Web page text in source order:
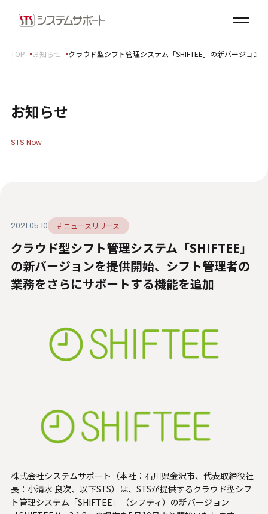
ソリューション・プロダクト
企業情報
拠点案内
SDGsへの取り組み
健康経営宣言
ダイバーシティ・エクイティ＆インクルージョン
人材関連データ・社外からの評価
お知らせ
システムサポート胡蝶蘭オンラインショップ
SNS公式アカウント一覧
TOP お知らせ クラウド型シフト管理システム「SHIFTEE」の新バージョ
お知らせ
STS Now
2021.05.10 # ニュースリリース
クラウド型シフト管理システム「SHIFTEE」
の新バージョンを提供開始、シフト管理者の
業務をさらにサポートする機能を追加
株式会社システムサポート（本社：石川県金沢市、代表取締役社
長：小清水 良次、以下STS）は、STSが提供するクラウド型シフ
ト管理システム「SHIFTEE」（シフティ）の新バージョン